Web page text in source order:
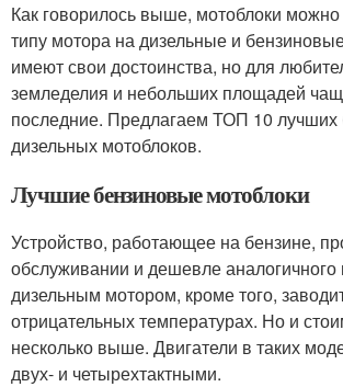
Как говорилось выше, мотоблоки можно
типу мотора на дизельные и
имеют свои достоинства, но для
земледелия и небольших площадей
последние. Предлагаем ТОП 10 лучших
дизельных мотоблоков.
Лучшие бензиновые мотоблоки
Устройство, работающее на бензине,
обслуживании и дешевле аналогичного
дизельным мотором, кроме того,
отрицательных температурах. Но и
несколько выше. Двигатели в таких
двух- и четырехтактными.